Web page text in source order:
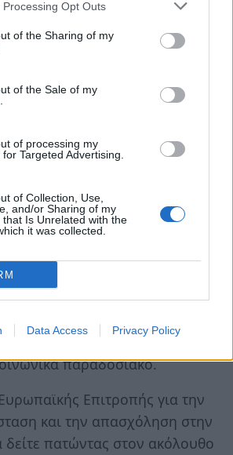
Opt Outs
of the Sharing of my
of the Sale of my
of processing my
Targeted Advertising.
of Collection, Use,
and/or Sharing of my
that Is Unrelated with the
it was collected.
Data Access Privacy Policy
Κυβέρνηση, ζητώντας την
τα οποία
σε καταστάσεις έκτακτης ανάγκης.
ενέργειες σας".
"αποκάλυψη" καθιστά πλέον
στον Νομό Λακωνίας με
συντριπτική πλειοψηφία η
είναι διαχρονική.
το παρόν και το
εξουσιοδοτημένοι με ψήφο,
διατηρήσουν ούτε τα
νομό αγροτικό στην
παραδοσιακό.
Επιτροπής για την
και την απασχόληση στην
δείτε πατώντας στον ακόλουθο